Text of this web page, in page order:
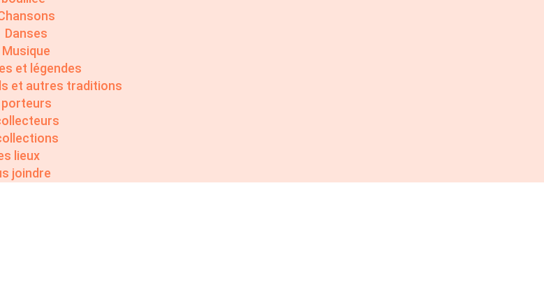
Danses
Musique
et légendes
et autres traditions
porteurs
lieux
joindre